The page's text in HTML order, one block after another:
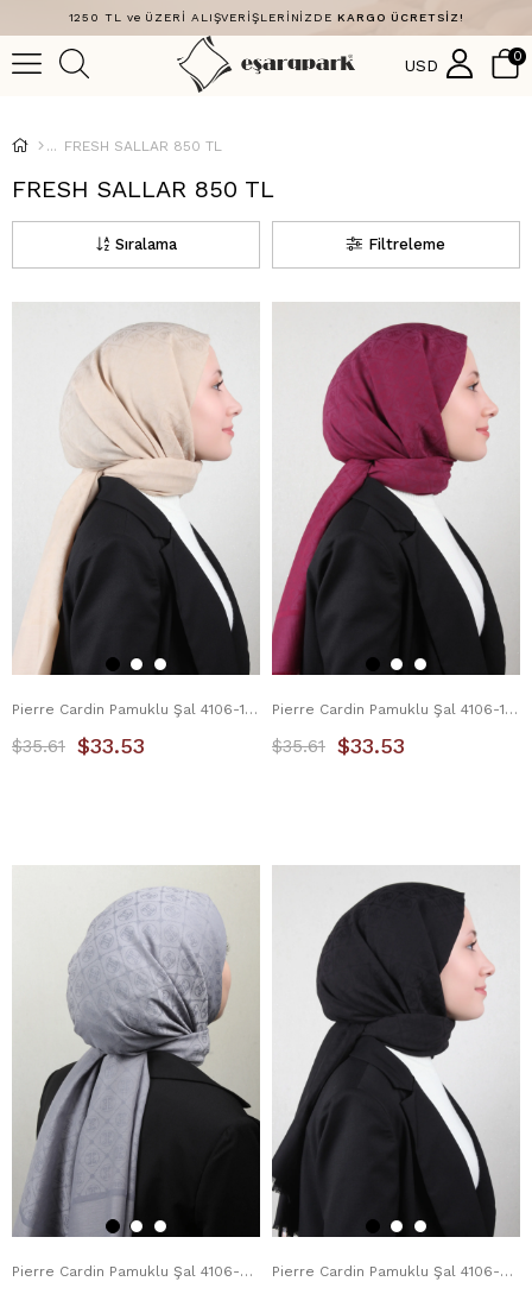
1250 TL ve ÜZERİ ALIŞVERİŞLERİNİZDE KARGO ÜCRETSİZ!
USD 0
FRESH SALLAR 850 TL
FRESH SALLAR 850 TL
Filtreleme
Sıralama
Pierre Cardin Pamuklu Şal 4106-11 Bej
$33.53
$35.61
Pierre Cardin Pamuklu Şal 4106-13 Fuşya
$33.53
$35.61
Pierre Cardin Pamuklu Şal 4106-2 Gri Pierre Cardin Pamuklu Şal 4106-9 Siyah